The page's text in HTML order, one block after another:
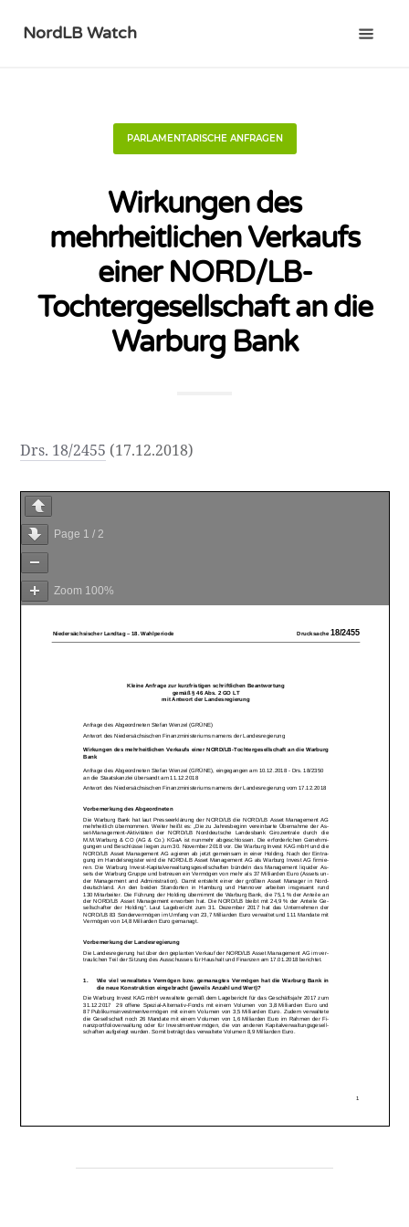
NordLB Watch
PARLAMENTARISCHE ANFRAGEN
Wirkungen des
mehrheitlichen Verkaufs
einer NORD/LB-
Tochtergesellschaft an die
Warburg Bank
Drs. 18/2455 (17.12.2018)
Page 1 / 2
Zoom 100%